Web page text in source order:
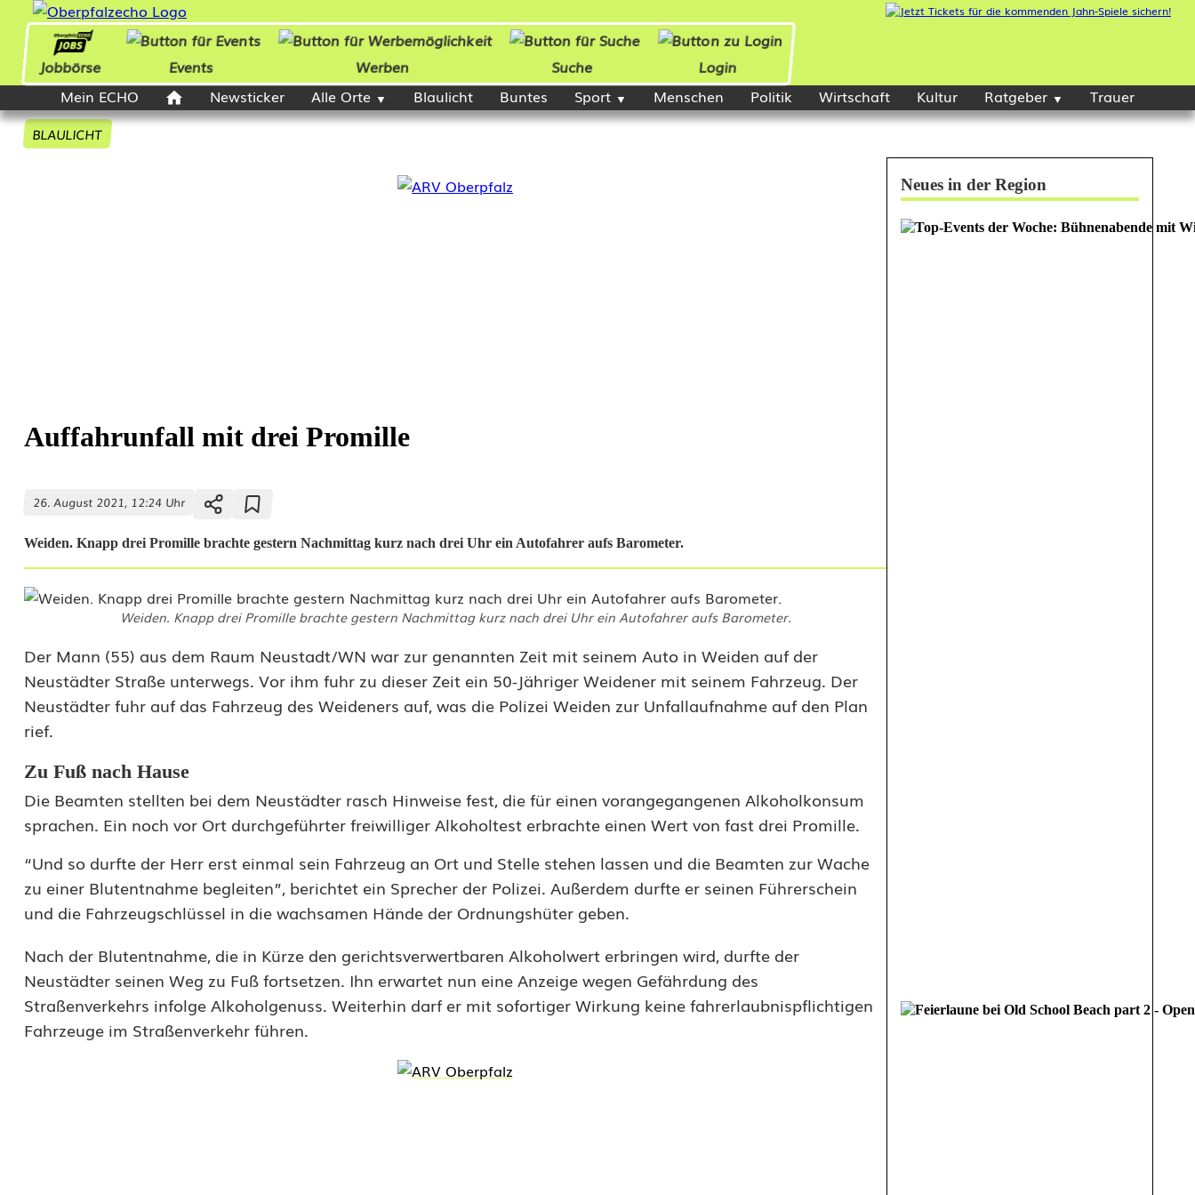
Jobbörse Events Werben Suche
Login
Mein ECHO
Newsticker Alle Orte Blaulicht Buntes Sport Menschen Politik Wirtschaft Kultur Ratgeber Trauer
BLAULICHT
Auffahrunfall mit drei Promille
26. August 2021, 12:24 Uhr
Weiden. Knapp drei Promille brachte gestern Nachmittag kurz nach drei Uhr ein Autofahrer aufs Barometer.
Weiden. Knapp drei Promille brachte gestern Nachmittag kurz nach drei Uhr ein Autofahrer aufs Barometer.
A
u
f
f
a
h
r
u
n
f
a
l
Der Mann (55) aus dem Raum Neustadt/WN war zur genannten Zeit mit seinem Auto in Weiden auf der
Neustädter Straße unterwegs. Vor ihm fuhr zu dieser Zeit ein 50-Jähriger Weidener mit seinem Fahrzeug. Der
Neustädter fuhr auf das Fahrzeug des Weideners auf, was die Polizei Weiden zur Unfallaufnahme auf den Plan
rief.
Zu Fuß nach Hause
Die Beamten stellten bei dem Neustädter rasch Hinweise fest, die für einen vorangegangenen Alkoholkonsum
sprachen. Ein noch vor Ort durchgeführter freiwilliger Alkoholtest erbrachte einen Wert von fast drei Promille.
“Und so durfte der Herr erst einmal sein Fahrzeug an Ort und Stelle stehen lassen und die Beamten zur Wache
zu einer Blutentnahme begleiten”, berichtet ein Sprecher der Polizei. Außerdem durfte er seinen Führerschein
und die Fahrzeugschlüssel in die wachsamen Hände der Ordnungshüter geben.
Nach der Blutentnahme, die in Kürze den gerichtsverwertbaren Alkoholwert erbringen wird, durfte der
Neustädter seinen Weg zu Fuß fortsetzen. Ihn erwartet nun eine Anzeige wegen Gefährdung des
Straßenverkehrs infolge Alkoholgenuss. Weiterhin darf er mit sofortiger Wirkung keine fahrerlaubnispflichtigen
Fahrzeuge im Straßenverkehr führen.
Neues in der Region